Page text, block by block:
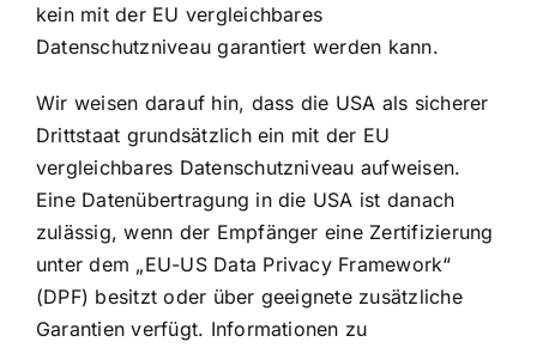
kein mit der EU vergleichbares
Datenschutzniveau garantiert werden kann.
Wir weisen darauf hin, dass die USA als sicherer
Drittstaat grundsätzlich ein mit der EU
vergleichbares Datenschutzniveau aufweisen.
Eine Datenübertragung in die USA ist danach
zulässig, wenn der Empfänger eine Zertifizierung
unter dem „EU-US Data Privacy Framework“
(DPF) besitzt oder über geeignete zusätzliche
Garantien verfügt. Informationen zu